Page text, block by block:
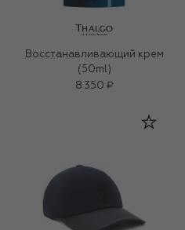
Восстанавливающий крем
(50ml)
8 350 ₽